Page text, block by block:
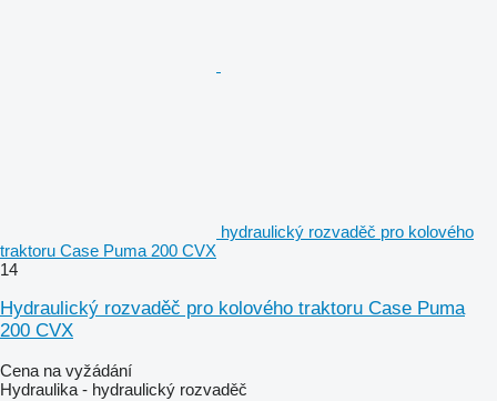
hydraulický rozvaděč pro kolového
traktoru Case Puma 200 CVX
14
Hydraulický rozvaděč pro kolového traktoru Case Puma
200 CVX
Cena na vyžádání
Hydraulika - hydraulický rozvaděč